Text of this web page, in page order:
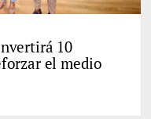
10
el medio